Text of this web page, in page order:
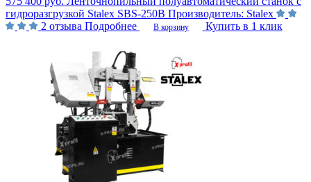
гидроразгрузкой Stalex SBS-250B Производитель: Stalex
2 отзыва Подробнее В корзину Купить в 1 клик